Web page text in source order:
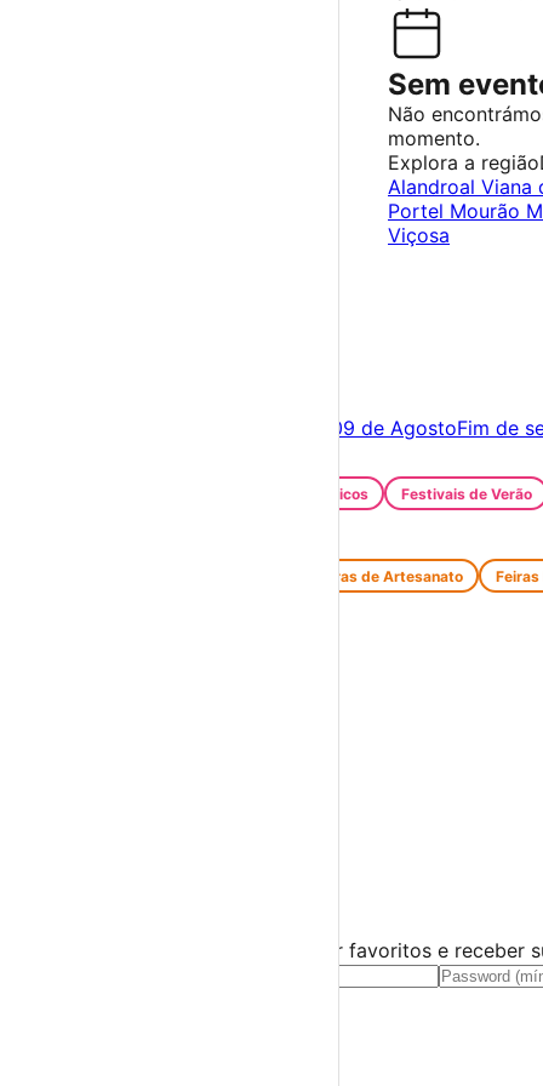
Sem
Não
momento.
Explora a região
Alandroal Viana
Portel Mourão
Viçosa
09 de AgostoFim de
Festivais Gastronómicos Festivais de Verão
Feiras de Artesanato
Cria uma conta gratuita para guardar favoritos e receber